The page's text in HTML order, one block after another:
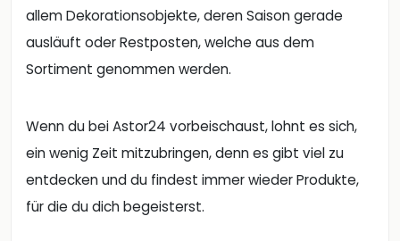
allem Dekorationsobjekte, deren Saison gerade
ausläuft oder Restposten, welche aus dem
Sortiment genommen werden.
Wenn du bei Astor24 vorbeischaust, lohnt es sich,
ein wenig Zeit mitzubringen, denn es gibt viel zu
entdecken und du findest immer wieder Produkte,
für die du dich begeisterst.